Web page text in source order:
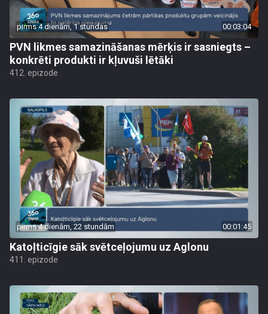
pirms 4 dienām, 1 stundas 00:03:04
PVN likmes samazināšanas mērķis ir sasniegts –
konkrēti produkti ir kļuvuši lētāki
412. epizode
pirms 4 dienām, 22 stundām 00:01:45
Katoļticīgie sāk svētceļojumu uz Aglonu
411. epizode